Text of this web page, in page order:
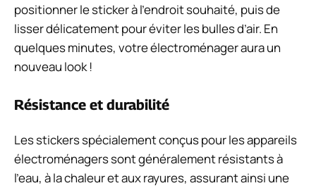
positionner le sticker à l’endroit souhaité, puis de
lisser délicatement pour éviter les bulles d’air. En
quelques minutes, votre électroménager aura un
nouveau look !
Résistance et durabilité
Les stickers spécialement conçus pour les appareils
électroménagers sont généralement résistants à
l’eau, à la chaleur et aux rayures, assurant ainsi une